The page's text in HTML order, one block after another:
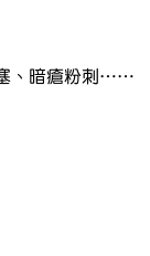
、暗瘡粉刺……